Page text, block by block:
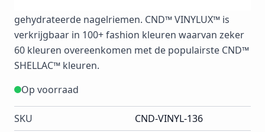
gehydrateerde nagelriemen. CND™ VINYLUX™ is
verkrijgbaar in 100+ fashion kleuren waarvan zeker
60 kleuren overeenkomen met de populairste CND™
SHELLAC™ kleuren.
Op voorraad
SKU CND-VINYL-136